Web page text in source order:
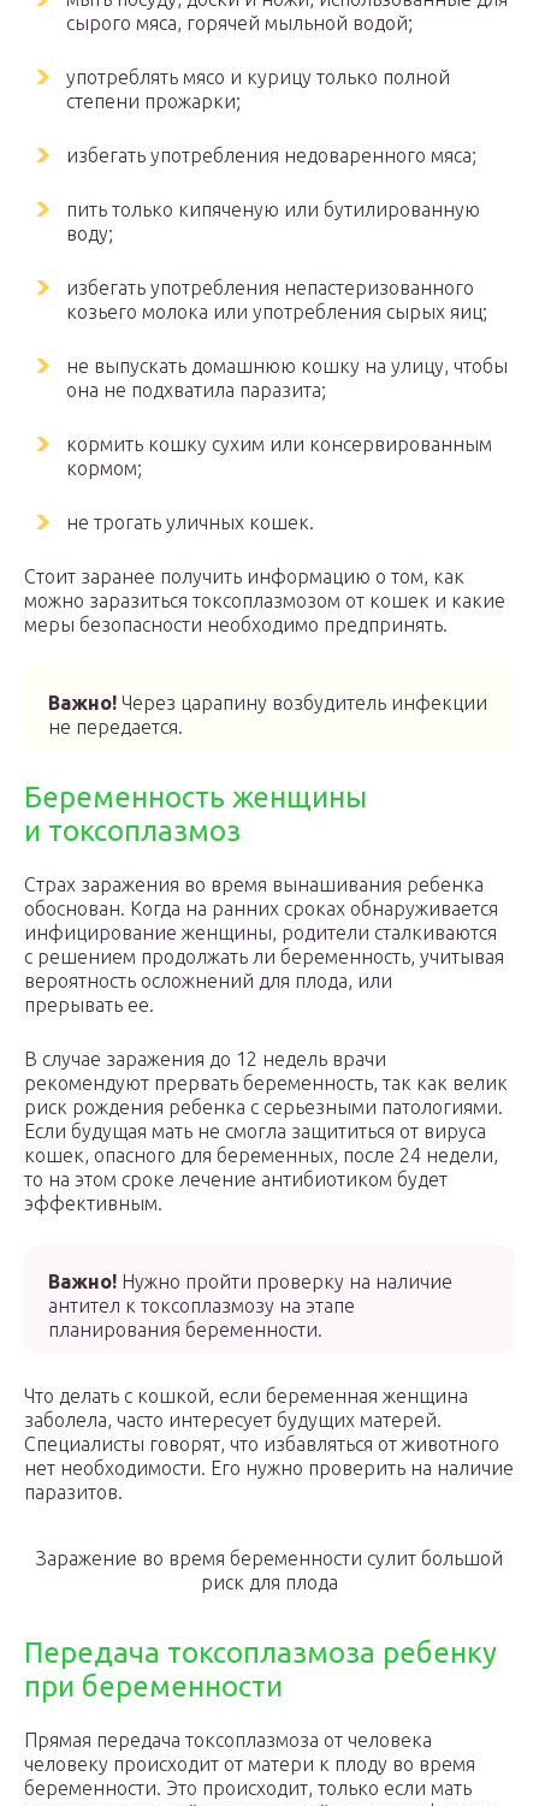
сырого мяса, горячей мыльной водой;
употреблять мясо и курицу только полной
степени прожарки;
избегать употребления недоваренного мяса;
пить только кипяченую или бутилированную
воду;
избегать употребления непастеризованного
козьего молока или употребления сырых яиц;
не выпускать домашнюю кошку на улицу, чтобы
она не подхватила паразита;
кормить кошку сухим или консервированным
кормом;
не трогать уличных кошек.
Стоит заранее получить информацию о том, как
можно заразиться токсоплазмозом от кошек и какие
меры безопасности необходимо предпринять.
Важно! Через царапину возбудитель инфекции
не передается.
Беременность женщины
и токсоплазмоз
Страх заражения во время вынашивания ребенка
обоснован. Когда на ранних сроках обнаруживается
инфицирование женщины, родители сталкиваются
с решением продолжать ли беременность, учитывая
вероятность осложнений для плода, или
прерывать ее.
В случае заражения до 12 недель врачи
рекомендуют прервать беременность, так как велик
риск рождения ребенка с серьезными патологиями.
Если будущая мать не смогла защититься от вируса
кошек, опасного для беременных, после 24 недели,
то на этом сроке лечение антибиотиком будет
эффективным.
Важно! Нужно пройти проверку на наличие
антител к токсоплазмозу на этапе
планирования беременности.
Что делать с кошкой, если беременная женщина
заболела, часто интересует будущих матерей.
Специалисты говорят, что избавляться от животного
нет необходимости. Его нужно проверить на наличие
паразитов.
Заражение во время беременности сулит большой
риск для плода
Передача токсоплазмоза ребенку
при беременности
Прямая передача токсоплазмоза от человека
человеку происходит от матери к плоду во время
беременности. Это происходит, только если мать